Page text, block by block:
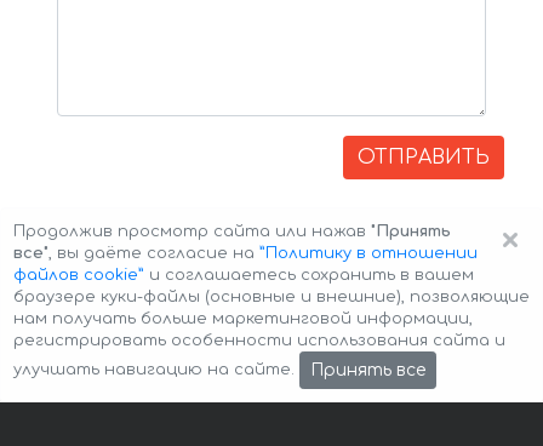
ОТПРАВИТЬ
Авторские права © 2026 Авто-Аренда Cookie Policy
×
Продолжив просмотр сайта или нажав "Принять
все", вы даёте согласие на ”Политику в отношении
файлов cookie” и соглашаетесь сохранить в вашем
браузере куки-файлы (основные и внешние), позволяющие
нам получать больше маркетинговой информации,
регистрировать особенности использования сайта и
улучшать навигацию на сайте.
Принять все